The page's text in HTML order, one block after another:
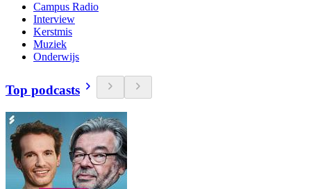
Campus Radio
Interview
Kerstmis
Muziek
Onderwijs
Top podcasts